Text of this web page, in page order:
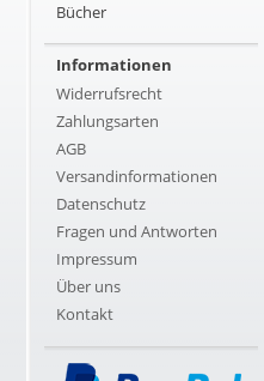
Bücher
Informationen
Widerrufsrecht
Zahlungsarten
AGB
Versandinformationen
Datenschutz
Fragen und Antworten
Impressum
Über uns
Kontakt